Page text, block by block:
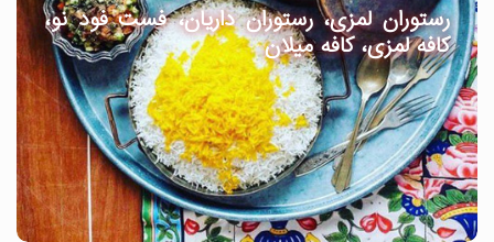
رستوران لمزی، رستوران داریان، فست فود نو،
کافه لمزی، کافه میلان